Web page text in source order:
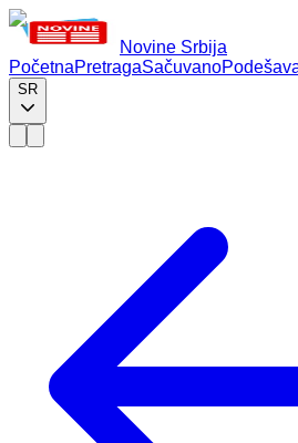
Novine Srbija
PočetnaPretragaSačuvano
SR